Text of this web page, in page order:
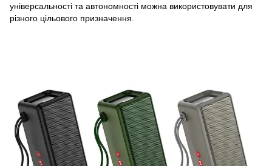
універсальності та автономності можна використовувати для
різного цільового призначення.